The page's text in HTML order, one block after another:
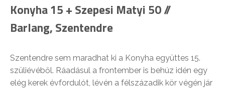
Konyha 15 + Szepesi Matyi 50 //
Barlang, Szentendre
Szentendre sem maradhat ki a Konyha együttes 15.
szüliévéből. Ráadásul a frontember is behúz idén egy
elég kerek évfordulót, lévén a félszázadik kör végén jár